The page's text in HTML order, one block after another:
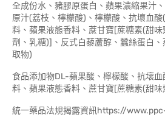
全成份水、豬膠原蛋白、蘋果濃縮果汁
原汁(荔枝、檸檬酸)、檸檬酸、抗壞血
料、蘋果液態香料、蔗甘寶[蔗糖素(甜
劑、乳糖)]、反式白藜蘆醇、蠶絲蛋白
取物)
食品添加物DL-蘋果酸、檸檬酸、抗壞
料、蘋果液態香料、蔗甘寶[蔗糖素(甜
統一藥品法規揭露資訊https://